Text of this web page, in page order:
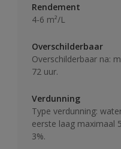
Rendement
4-6 m²/L
Overschilderbaar
Overschilderbaar na:
72 uur.
Verdunning
Type verdunning:
eerste laag maximaal
3%.